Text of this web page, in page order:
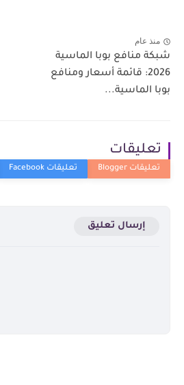
منذ عام
شبكة منافع بوبا الماسية
2026: قائمة أسعار ومنافع
بوبا الماسية...
تعليقات
إرسال تعليق